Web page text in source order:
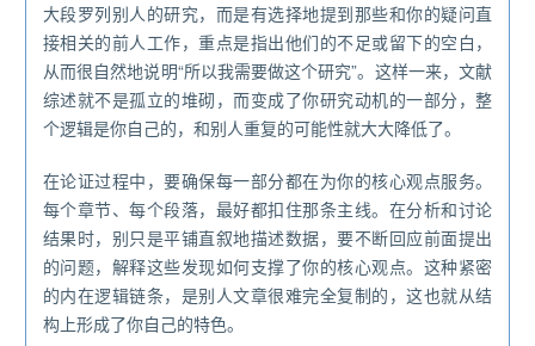
大段罗列别人的研究，而是有选择地提到那些和你的疑问直
接相关的前人工作，重点是指出他们的不足或留下的空白，
从而很自然地说明“所以我需要做这个研究”。这样一来，文献
综述就不是孤立的堆砌，而变成了你研究动机的一部分，整
个逻辑是你自己的，和别人重复的可能性就大大降低了。
在论证过程中，要确保每一部分都在为你的核心观点服务。
每个章节、每个段落，最好都扣住那条主线。在分析和讨论
结果时，别只是平铺直叙地描述数据，要不断回应前面提出
的问题，解释这些发现如何支撑了你的核心观点。这种紧密
的内在逻辑链条，是别人文章很难完全复制的，这也就从结
构上形成了你自己的特色。